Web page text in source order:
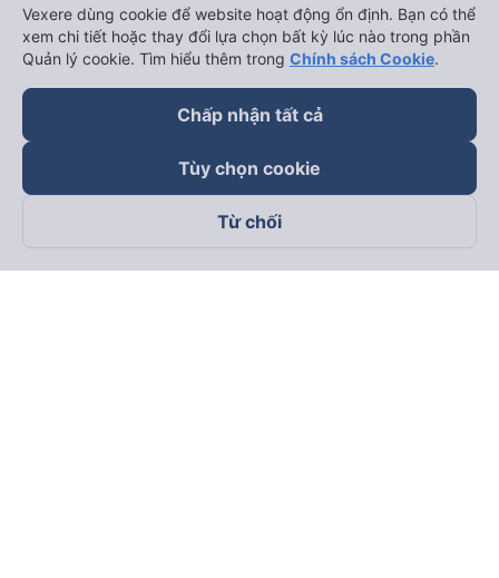
keyboard_arrow_down
Về chúng tôi
keyboard_arrow_down
Trở thành đối tác
Vexere dùng cookie để website hoạt động ổn định. Bạn có thể
xem chi tiết hoặc thay đổi lựa chọn bất kỳ lúc nào trong phần
Quản lý cookie. Tìm hiểu thêm trong Chính sách Cookie.
Chấp nhận tất cả
Tùy chọn cookie
Từ chối